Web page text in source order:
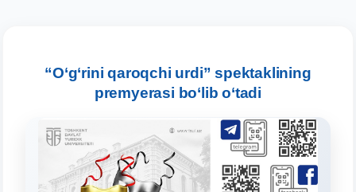
“O‘g‘rini qaroqchi urdi” spektaklining
premyerasi bo‘lib o‘tadi
Qabul bo'yicha murojaatlaringizni ushbu
Mavzuni tanlang — keyin shu mavzudagi aniq
savollar chiqadi: